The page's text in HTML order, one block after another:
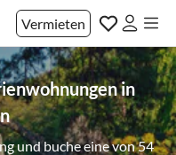
Vermieten
in
und buche eine von 54